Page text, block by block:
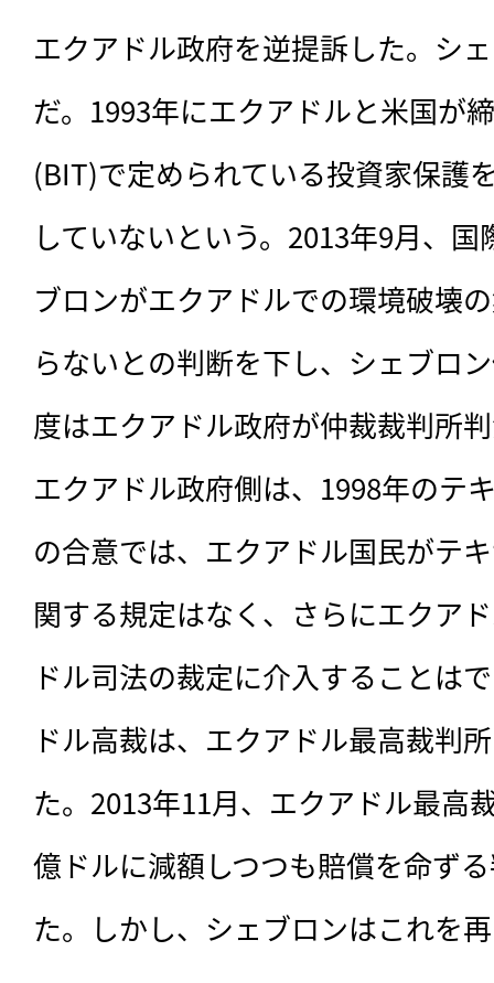
エクアドル政府を逆提訴した。シ
だ。1993年にエクアドルと米国が
(BIT)で定められている投資家保護
していないという。2013年9月、
ブロンがエクアドルでの環境破壊
らないとの判断を下し、シェブロ
度はエクアドル政府が仲裁裁判所
エクアドル政府側は、1998年のテ
の合意では、エクアドル国民がテ
関する規定はなく、さらにエクア
ドル司法の裁定に介入することは
ドル高裁は、エクアドル最高裁判
た。2013年11月、エクアドル最高
億ドルに減額しつつも賠償を命ず
た。しかし、シェブロンはこれを